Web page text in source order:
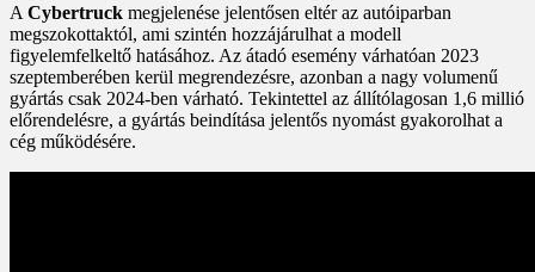
A Cybertruck megjelenése jelentősen eltér az autóiparban
megszokottaktól, ami szintén hozzájárulhat a modell
figyelemfelkeltő hatásához. Az átadó esemény várhatóan 2023
szeptemberében kerül megrendezésre, azonban a nagy volumenű
gyártás csak 2024-ben várható. Tekintettel az állítólagosan 1,6 millió
előrendelésre, a gyártás beindítása jelentős nyomást gyakorolhat a
cég működésére.